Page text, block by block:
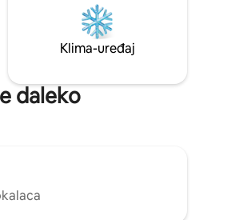
vas čeka: samo kratka vožnja
obala parka, pješačkih staza,
NAS
POPUSTE**
Klima-uređaj
daleko